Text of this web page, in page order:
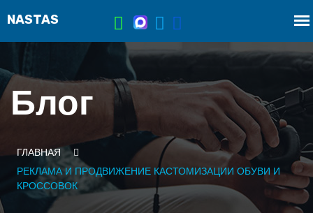
Блог
ГЛАВНАЯ
РЕКЛАМА И ПРОДВИЖЕНИЕ КАСТОМИЗАЦИИ ОБУВИ И
КРОССОВОК